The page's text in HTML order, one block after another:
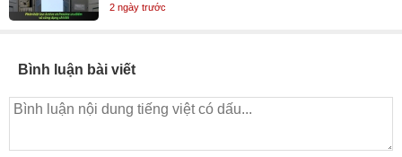
2 ngày trước
Bình luận bài viết